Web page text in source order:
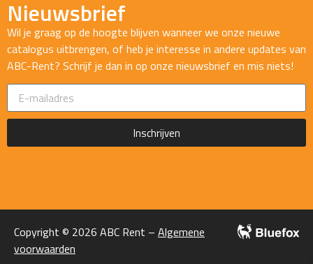
Nieuwsbrief
Wil je graag op de hoogte blijven wanneer we onze nieuwe
catalogus uitbrengen, of heb je interesse in andere updates van
ABC-Rent? Schrijf je dan in op onze nieuwsbrief en mis niets!
Inschrijven
Copyright © 2026 ABC Rent – Algemene
voorwaarden